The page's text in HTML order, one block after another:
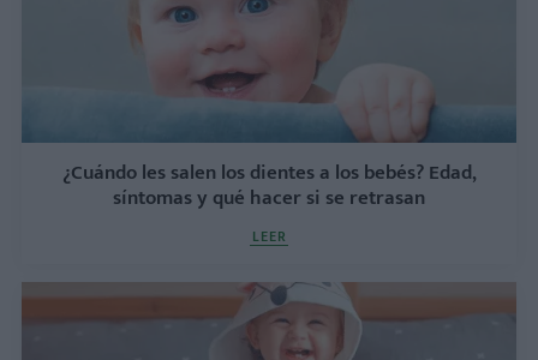
¿Cuándo les salen los dientes a los bebés? Edad,
síntomas y qué hacer si se retrasan
LEER